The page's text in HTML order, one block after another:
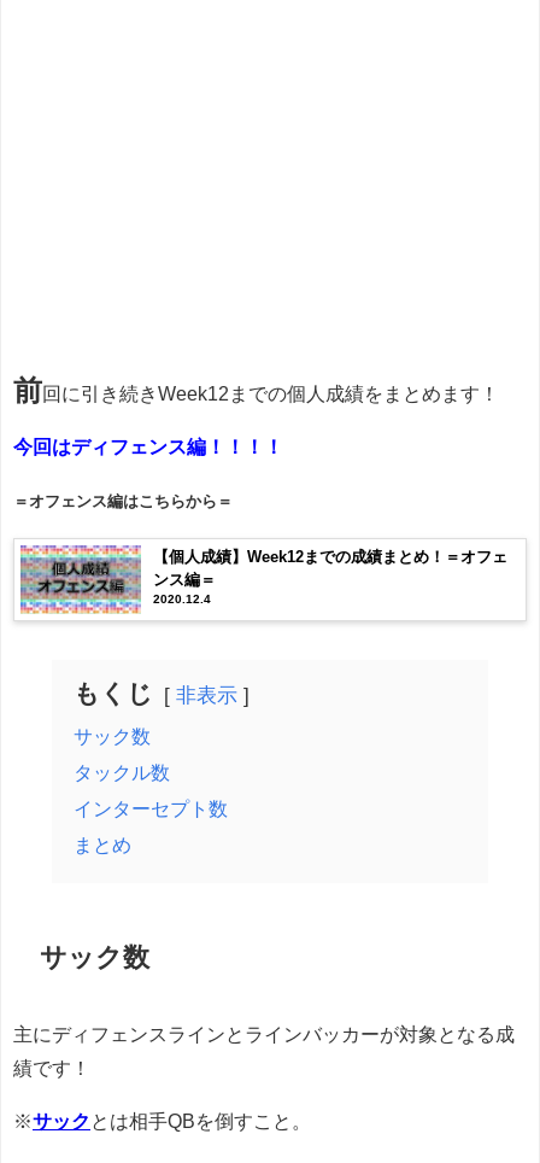
前回に引き続きWeek12までの個人成績をまとめます！
今回はディフェンス編！！！！
＝オフェンス編はこちらから＝
【個人成績】Week12までの成績まとめ！＝オフェ
ンス編＝
2020.12.4
もくじ 非表示
サック数
タックル数
インターセプト数
まとめ
サック数
主にディフェンスラインとラインバッカーが対象となる成
績です！
※サック とは相手QBを倒すこと。